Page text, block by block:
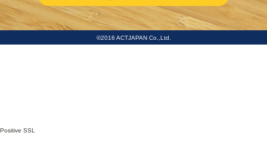
©2016 ACTJAPAN Co.,Ltd.
Positive SSL